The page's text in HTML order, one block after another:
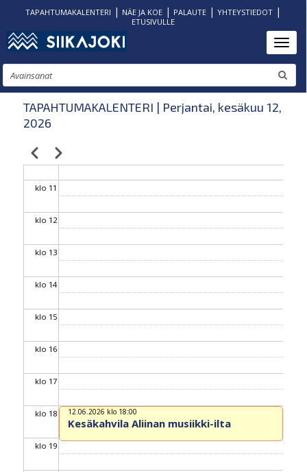
Hyppää
pääsisältöön
TAPAHTUMAKALENTERI | NÄE JA KOE| PALAUTE| YHTEYSTIEDOT|
ETUSIVULLE
Etsi
TAPAHTUMAKALENTERI | Perjantai, kesäkuu 12,
2026
Sivutus
EdellinenSeuraava
klo 08
klo 09
klo 10
klo 11
klo 12
klo 13
klo 14
klo 15
klo 16
klo 17
klo 18
klo 19
12.06.2026 klo 18:00
Kesäkahvila Aliinan musiikki-ilta